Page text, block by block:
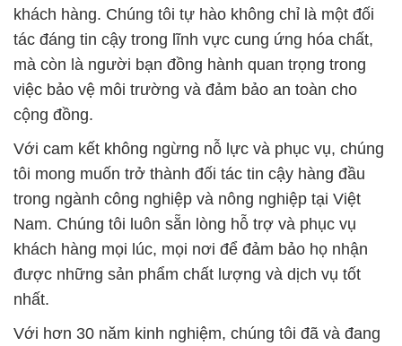
khách hàng. Chúng tôi tự hào không chỉ là một đối
tác đáng tin cậy trong lĩnh vực cung ứng hóa chất,
mà còn là người bạn đồng hành quan trọng trong
việc bảo vệ môi trường và đảm bảo an toàn cho
cộng đồng.
Với cam kết không ngừng nỗ lực và phục vụ, chúng
tôi mong muốn trở thành đối tác tin cậy hàng đầu
trong ngành công nghiệp và nông nghiệp tại Việt
Nam. Chúng tôi luôn sẵn lòng hỗ trợ và phục vụ
khách hàng mọi lúc, mọi nơi để đảm bảo họ nhận
được những sản phẩm chất lượng và dịch vụ tốt
nhất.
Với hơn 30 năm kinh nghiệm, chúng tôi đã và đang